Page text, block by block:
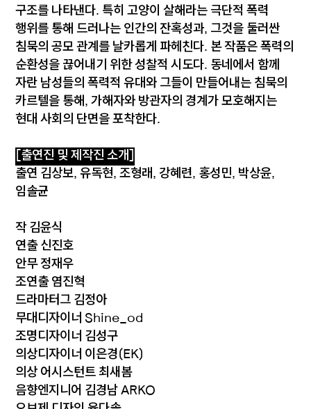
구조를 나타낸다. 특히 고양이 살해라는 극단적 폭력
행위를 통해 드러나는 인간의 잔혹성과, 그것을 둘러싼
침묵의 공모 관계를 날카롭게 파헤친다. 본 작품은 폭력의
순환성을 끊어내기 위한 성찰적 시도다. 동네에서 함께
자란 남성들의 폭력적 유대와 그들이 만들어내는 침묵의
카르텔을 통해, 가해자와 방관자의 경계가 모호해지는
현대 사회의 단면을 포착한다.
[출연진 및 제작진 소개
출연 김상보, 유독현, 조형래, 강혜련, 홍성민, 박상윤,
임솔균
작 김윤식
연출 신진호
안무 정재우
조연출 염진혁
드라마터그 김정아
무대디자이너 Shine_od
조명디자이너 김성구
의상디자이너 이은경(EK)
의상 어시스턴트 최새봄
음향엔지니어 김경남 ARKO